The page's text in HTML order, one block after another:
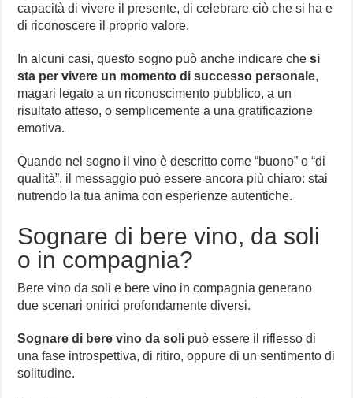
capacità di vivere il presente, di celebrare ciò che si ha e
di riconoscere il proprio valore.
In alcuni casi, questo sogno può anche indicare chesi
sta per vivere un momento di successo personale,
magari legato a un riconoscimento pubblico, a un
risultato atteso, o semplicemente a una gratificazione
emotiva.
Quando nel sogno il vino è descritto come “buono” o “di
qualità”, il messaggio può essere ancora più chiaro: stai
nutrendo la tua anima con esperienze autentiche.
Sognare di bere vino, da soli
o in compagnia?
Bere vino da soli e bere vino in compagnia generano
due scenari onirici profondamente diversi.
Sognare di bere vino da soli può essere il riflesso di
una fase introspettiva, di ritiro, oppure di un sentimento di
solitudine.